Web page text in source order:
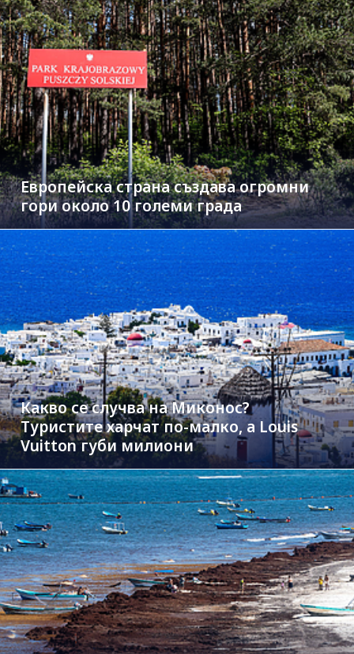
Европейска страна създава огромни
гори около 10 големи града
Какво се случва на Миконос?
Туристите харчат по-малко, а Louis
Vuitton губи милиони